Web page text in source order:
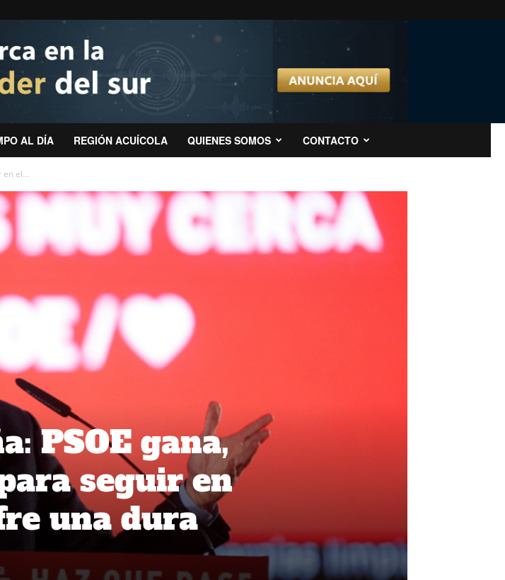
AL DÍA REGIÓN ACUÍCOLA QUIENES SOMOS CONTACTO
en el...
PSOE gana,
seguir en
una dura